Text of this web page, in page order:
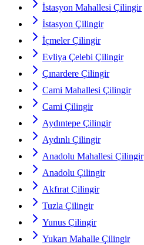
İstasyon Mahallesi Çilingir
İstasyon Çilingir
İçmeler Çilingir
Evliya Çelebi Çilingir
Çınardere Çilingir
Cami Mahallesi Çilingir
Cami Çilingir
Aydıntepe Çilingir
Aydınlı Çilingir
Anadolu Mahallesi Çilingir
Anadolu Çilingir
Akfırat Çilingir
Tuzla Çilingir
Yunus Çilingir
Yukarı Mahalle Çilingir